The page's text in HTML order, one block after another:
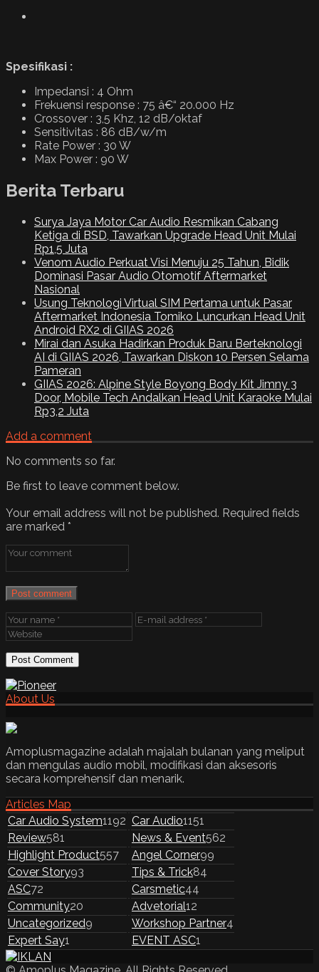
Spesifikasi :
Impedansi : 4 Ohm
Frekuensi response : 75 â€“ 20.000 Hz
Crossover : 3,5 Khz, 12 dB/oktaf
Sensitivitas : 86 dB/w/m
Rate Power : 30 W
Max Power : 90 W
Berita Terbaru
Surya Jaya Motor Car Audio Resmikan Cabang
Ketiga di BSD, Tawarkan Upgrade Head Unit Mulai
Rp1,5 Juta
Venom Audio Perkuat Visi Menuju 25 Tahun, Bidik
Dominasi Pasar Audio Otomotif Aftermarket
Nasional
Usung Teknologi Virtual SIM Pertama untuk Pasar
Aftermarket Indonesia Tomiko Luncurkan Head Unit
Android RX2 di GIIAS 2026
Mirai dan Asuka Hadirkan Produk Baru Berteknologi
AI di GIIAS 2026, Tawarkan Diskon 10 Persen Selama
Pameran
GIIAS 2026: Alpine Style Boyong Body Kit Jimny 3
Door, Mobile Tech Andalkan Head Unit Karaoke Mulai
Rp3,2 Juta
Add a comment
No comments so far.
Be first to leave comment below.
Your email address will not be published. Required fields
are marked *
Post comment
About Us
Amoplusmagazine adalah majalah bulanan yang meliput
dan mengulas audio mobil, modifikasi dan aksesoris
secara komprehensif dan menarik.
Articles Map
Car Audio System1192 Car Audio1151
Review581 News & Event562
Highlight Product557 Angel Corner99
Cover Story93 Tips & Trick84
ASC72 Carsmetic44
Community20 Advetorial12
Uncategorized9 Workshop Partner4
Expert Say1 EVENT ASC1